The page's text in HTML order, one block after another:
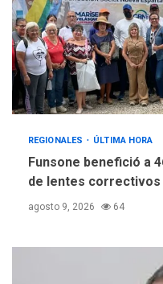
REGIONALES ÚLTIMA HORA
Funsone benefició a
de lentes correctivos
agosto 9, 2026 64